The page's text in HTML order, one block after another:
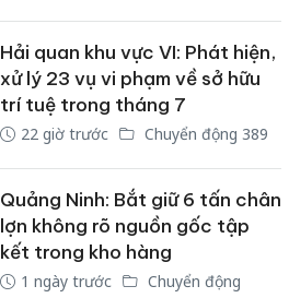
Hải quan khu vực VI: Phát hiện,
xử lý 23 vụ vi phạm về sở hữu
trí tuệ trong tháng 7
22 giờ trước Chuyển động 389
Quảng Ninh: Bắt giữ 6 tấn chân
lợn không rõ nguồn gốc tập
kết trong kho hàng
1 ngày trước
Chuyển động